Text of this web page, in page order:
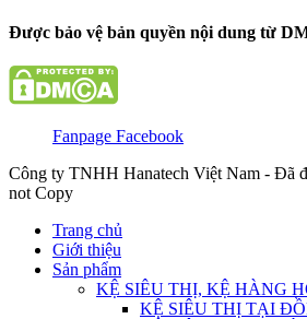
Được bảo vệ bản quyền nội dung từ
Fanpage Facebook
Công ty TNHH Hanatech Việt Nam - Đã
not Copy
Trang chủ
Giới thiệu
Sản phẩm
KỆ SIÊU THỊ, KỆ HÀNG
KỆ SIÊU THỊ TẠI